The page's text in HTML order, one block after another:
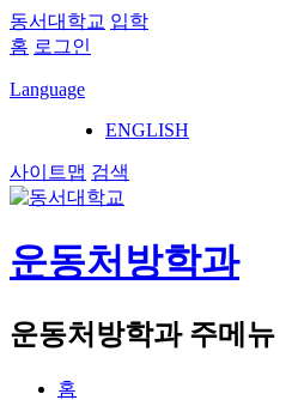
동서대학교 입학
홈 로그인
Language
ENGLISH
사이트맵 검색
운동처방학과
운동처방학과 주메뉴
홈